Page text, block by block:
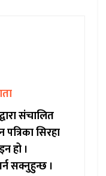
संचालित
सिरहा
हो ।
सक्नुहुन्छ ।